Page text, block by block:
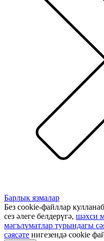
Барлык язмалар
Без cookie-файллар
сез әлеге белдерүгә, шәхси
мәгълүматлар турындагы
сәясәте нигезендә cookie